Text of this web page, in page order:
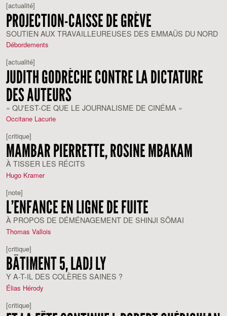
[actualité]
PROJECTION-CAISSE DE GRÈVE
SOUTIEN AUX TRAVAILLEUREUSES DES EMMAÜS DU NORD
Débordements
[actualité]
JUDITH GODRÈCHE CONTRE LA DICTATURE
DES AUTEURS
« QU'EST-CE QUE LE JOURNALISME DE CINÉMA »
Occitane Lacurie
[critique]
MAMBAR PIERRETTE, ROSINE MBAKAM
À TISSER LES RÉCITS
Hugo Kramer
[note]
L’ENFANCE EN LIGNE DE FUITE
À PROPOS DE DÉMÉNAGEMENT DE SHINJI SŌMAI
Thomas Vallois
[critique]
BÂTIMENT 5, LADJ LY
Y A-T-IL DES COLÈRES SAINES ?
Élias Hérody
[critique]